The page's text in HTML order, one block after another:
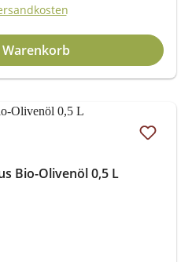
Bio-Olivenöl 0,5 L